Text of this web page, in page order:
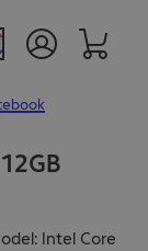
Intel Core